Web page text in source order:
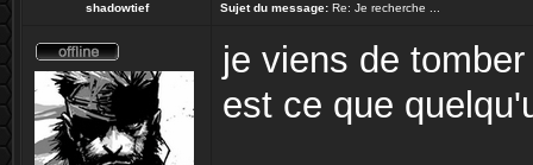
shadowtief Sujet du message: Re: Je recherche ...
je viens de
est ce que